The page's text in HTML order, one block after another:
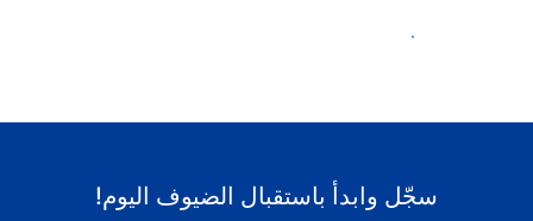
ابدأ باستقبال الضيوف
سجّل وابدأ باستقبال الضيوف اليوم!